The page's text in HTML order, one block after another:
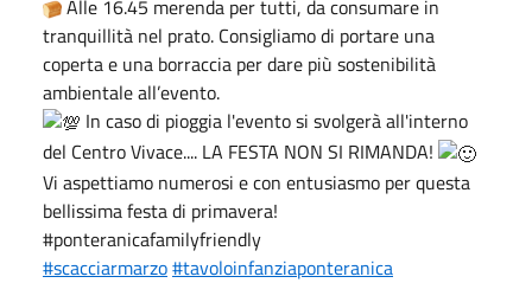
Alle 16.45 merenda per tutti, da consumare in
tranquillità nel prato. Consigliamo di portare una
coperta e una borraccia per dare più sostenibilità
ambientale all’evento.
In caso di pioggia l'evento si svolgerà all'interno
del Centro Vivace.... LA FESTA NON SI RIMANDA!
Vi aspettiamo numerosi e con entusiasmo per questa
bellissima festa di primavera!
#ponteranicafamilyfriendly
#scacciarmarzo#tavoloinfanziaponteranica